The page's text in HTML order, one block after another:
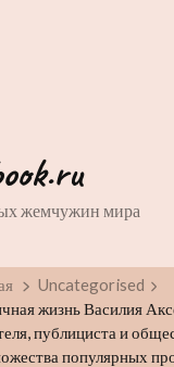
жемчужин мира
Uncategorised
жизнь Василия
публициста и
популярных